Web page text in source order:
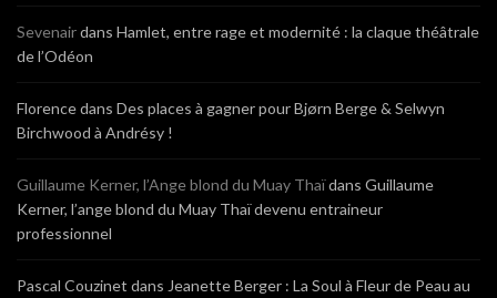
Sevenairdans Hamlet, entre rage et modernité : la claque théâtrale
de l’Odéon
Florencedans Des places à gagner pour Bjørn Berge & Selwyn
Birchwood à Andrésy !
Guillaume Kerner, l’Ange blond du Muay Thaïdans Guillaume
Kerner, l’ange blond du Muay Thaï devenu entraineur
professionnel
Pascal Couzinet dans Jeanette Berger : La Soul à Fleur de Peau au